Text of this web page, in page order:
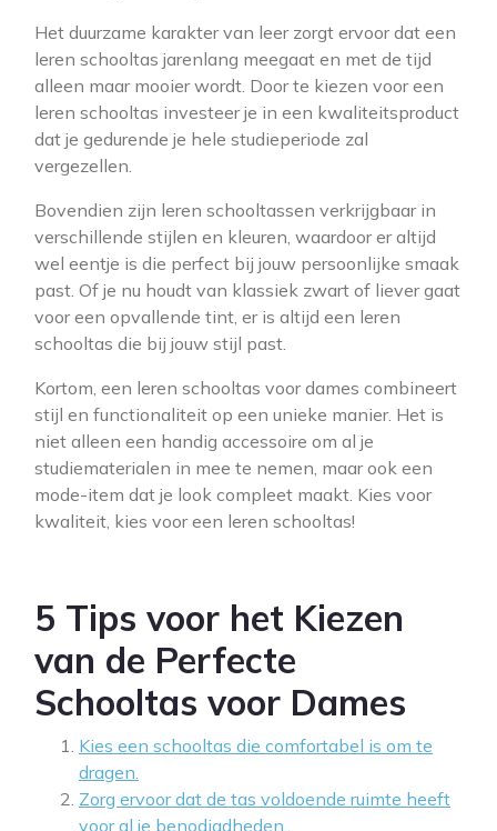
Het duurzame karakter van leer zorgt ervoor dat een
leren schooltas jarenlang meegaat en met de tijd
alleen maar mooier wordt. Door te kiezen voor een
leren schooltas investeer je in een kwaliteitsproduct
dat je gedurende je hele studieperiode zal
vergezellen.
Bovendien zijn leren schooltassen verkrijgbaar in
verschillende stijlen en kleuren, waardoor er altijd
wel eentje is die perfect bij jouw persoonlijke smaak
past. Of je nu houdt van klassiek zwart of liever gaat
voor een opvallende tint, er is altijd een leren
schooltas die bij jouw stijl past.
Kortom, een leren schooltas voor dames combineert
stijl en functionaliteit op een unieke manier. Het is
niet alleen een handig accessoire om al je
studiematerialen in mee te nemen, maar ook een
mode-item dat je look compleet maakt. Kies voor
kwaliteit, kies voor een leren schooltas!
5 Tips voor het Kiezen
van de Perfecte
Schooltas voor Dames
Kies een schooltas die comfortabel is om te
dragen.
Zorg ervoor dat de tas voldoende ruimte heeft
voor al je benodigdheden.